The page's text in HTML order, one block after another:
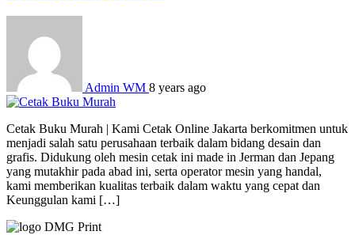
Admin WM 8 years ago
Cetak Buku Murah | Kami Cetak Online Jakarta berkomitmen untuk
menjadi salah satu perusahaan terbaik dalam bidang desain dan
grafis. Didukung oleh mesin cetak ini made in Jerman dan Jepang
yang mutakhir pada abad ini, serta operator mesin yang handal,
kami memberikan kualitas terbaik dalam waktu yang cepat dan
Keunggulan kami […]